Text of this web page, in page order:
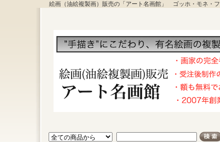
絵画（油絵複製画）販売の「アート名画館」 ゴッホ・モネ・